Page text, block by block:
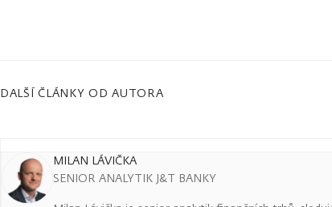
DALŠÍ ČLÁNKY OD AUTORA
MILAN LÁVIČKA
SENIOR ANALYTIK J&T BANKY